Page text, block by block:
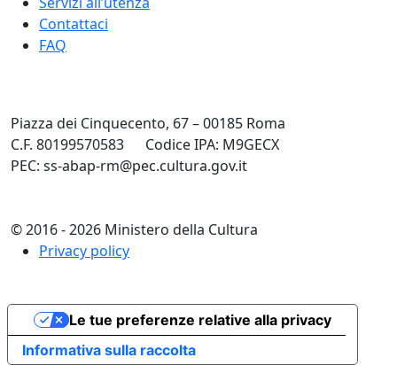
Contattaci
FAQ
Piazza dei Cinquecento, 67 – 00185 Roma
C.F. 80199570583
Codice IPA: M9GECX
PEC: ss-abap-rm@pec.cultura.gov.it
© 2016 - 2026 Ministero della Cultura
Privacy policy
Informativa sulla raccolta
Le tue preferenze relative alla privacy